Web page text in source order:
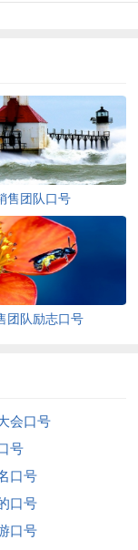
售团队口号
团队励志口号
会口号
号
口号
口号
口号